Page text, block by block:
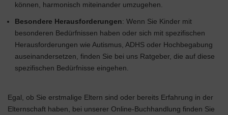
können, harmonisch miteinander umzugehen.
Besondere Herausforderungen: Wenn Sie Kinder mit
besonderen Bedürfnissen haben oder sich mit spezifischen
Herausforderungen wie Autismus, ADHS oder Hochbegabung
auseinandersetzen, finden Sie bei uns Ratgeber, die auf diese
spezifischen Bedürfnisse eingehen.
Egal, ob Sie erstmalige Eltern sind oder bereits Erfahrung in der
Elternschaft haben, bei unserer Online-Buchhandlung finden Sie